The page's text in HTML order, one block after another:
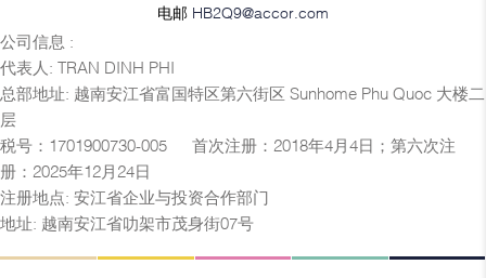
电邮 HB2Q9@accor.com
公司信息 :
代表人: TRAN DINH PHI
总部地址: 越南安江省富国特区第六街区 Sunhome Phu Quoc 大楼二
层
税号：1701900730-005 — 首次注册：2018年4月4日；第六次注
册：2025年12月24日
注册地点: 安江省企业与投资合作部门
地址: 越南安江省叻架市茂身街07号